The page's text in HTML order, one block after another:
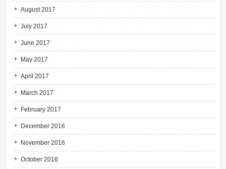
August 2017
July 2017
June 2017
May 2017
April 2017
March 2017
February 2017
December 2016
November 2016
October 2016